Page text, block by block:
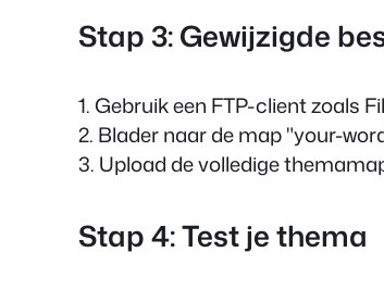
Stap 3: Gewijzigde
1. Gebruik een FTP-client zoals
2. Blader naar de map "your-
3. Upload de volledige
Stap 4: Test je thema